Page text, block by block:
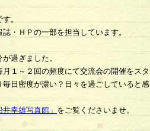
。
・ＨＰの一部を担当しています。
過ぎました。
１～２回の頻度にて交流会の開催をスタ
日密度が濃い？日々を過ごしていると感
井幸雄写真館」 をご覧くださいませ。